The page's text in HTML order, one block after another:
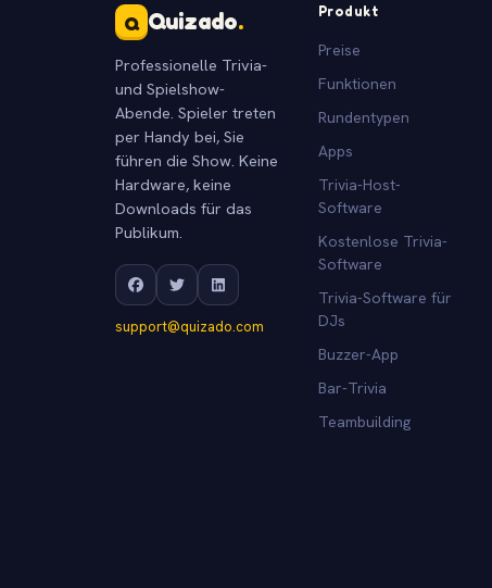
Q Quizado.
Professionelle Trivia-
und Spielshow-
Abende. Spieler treten
per Handy bei, Sie
führen die Show. Keine
Hardware, keine
Downloads für das
Publikum.
support@quizado.com
Produkt
Preise
Funktionen
Rundentypen
Apps
Trivia-Host-
Software
Kostenlose Trivia-
Software
Trivia-Software für
DJs
Buzzer-App
Bar-Trivia
Teambuilding